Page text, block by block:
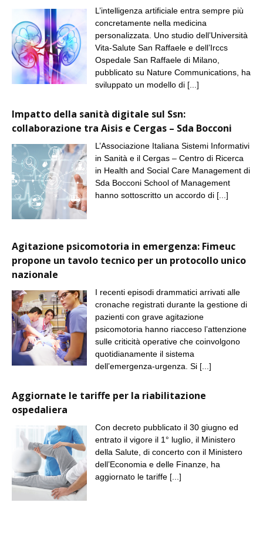
L’intelligenza artificiale entra sempre più
concretamente nella medicina
personalizzata. Uno studio dell’Università
Vita-Salute San Raffaele e dell’Irccs
Ospedale San Raffaele di Milano,
pubblicato su Nature Communications, ha
sviluppato un modello di [...]
Impatto della sanità digitale sul Ssn:
collaborazione tra Aisis e Cergas – Sda Bocconi
L’Associazione Italiana Sistemi Informativi
in Sanità e il Cergas – Centro di Ricerca
in Health and Social Care Management di
Sda Bocconi School of Management
hanno sottoscritto un accordo di [...]
Agitazione psicomotoria in emergenza: Fimeuc
propone un tavolo tecnico per un protocollo unico
nazionale
I recenti episodi drammatici arrivati alle
cronache registrati durante la gestione di
pazienti con grave agitazione
psicomotoria hanno riacceso l’attenzione
sulle criticità operative che coinvolgono
quotidianamente il sistema
dell’emergenza-urgenza. Si [...]
Aggiornate le tariffe per la riabilitazione
ospedaliera
Con decreto pubblicato il 30 giugno ed
entrato il vigore il 1° luglio, il Ministero
della Salute, di concerto con il Ministero
dell’Economia e delle Finanze, ha
aggiornato le tariffe [...]